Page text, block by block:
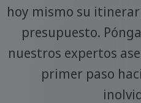
hoy mismo su
presupuesto.
nuestros expertos
primer paso